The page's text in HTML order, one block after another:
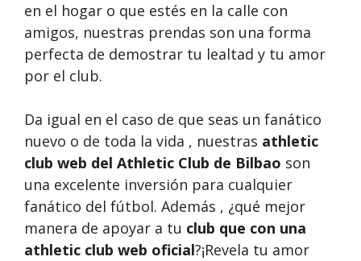
en el hogar o que estés en la calle con
amigos, nuestras prendas son una forma
perfecta de demostrar tu lealtad y tu amor
por el club.
Da igual en el caso de que seas un fanático
nuevo o de toda la vida , nuestras athletic
club web del Athletic Club de Bilbao son
una excelente inversión para cualquier
fanático del fútbol. Además , ¿qué mejor
manera de apoyar a tu club que con una
athletic club web oficial?¡Revela tu amor